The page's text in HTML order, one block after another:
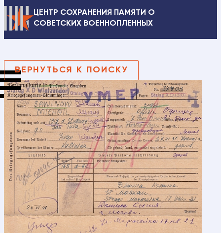
ЦЕНТР СОХРАНЕНИЯ ПАМЯТИ О
СОВЕТСКИХ ВОЕННОПЛЕННЫХ
ВЕРНУТЬСЯ К ПОИСКУ